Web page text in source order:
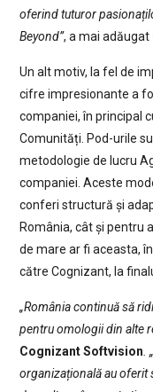
oferind tuturor
Beyond”, a mai adăugat
Un alt motiv, la fel de
cifre impresionante a
companiei, în principal
Comunități. Pod-urile
metodologie de lucru
companiei. Aceste
conferi structură și
România, cât și pentru
de mare ar fi aceasta,
către Cognizant, la
„România continuă să
pentru omologii din alte
Cognizant Softvision
organizațională au oferit